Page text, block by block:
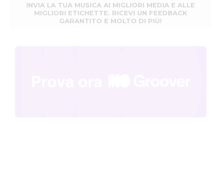
INVIA LA TUA MUSICA AI MIGLIORI MEDIA E ALLE
MIGLIORI ETICHETTE. RICEVI UN FEEDBACK
GARANTITO E MOLTO DI PIÙ!